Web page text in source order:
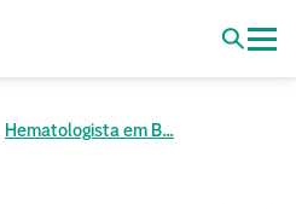
Hematologista em B...